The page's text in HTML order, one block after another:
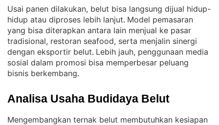
Usai panen dilakukan, belut bisa langsung dijual hidup-
hidup atau diproses lebih lanjut. Model pemasaran
yang bisa diterapkan antara lain menjual ke pasar
tradisional, restoran seafood, serta menjalin sinergi
dengan eksportir belut. Lebih jauh, penggunaan media
sosial dalam promosi bisa memperbesar peluang
bisnis berkembang.
Analisa Usaha Budidaya Belut
Mengembangkan ternak belut membutuhkan kesiapan